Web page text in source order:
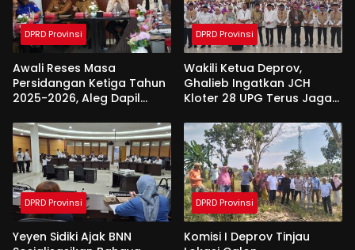
DPRD Provinsi
Awali Reses Masa
Persidangan Ketiga Tahun
2025-2026, Aleg Dapil
Apresiasi Dari Pemda
DPRD Provinsi
Wakili Ketua Deprov,
Ghalieb Ingatkan JCH
Kloter 28 UPG Terus Jaga
Tanah Suci
DPRD Provinsi
Yeyen Sidiki Ajak BNN
DPRD Provinsi
Komisi I Deprov Tinjau